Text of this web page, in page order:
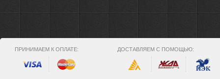
ПРИНИМАЕМ К ОПЛАТЕ: ДОСТАВЛЯЕМ С ПОМОЩЬЮ: